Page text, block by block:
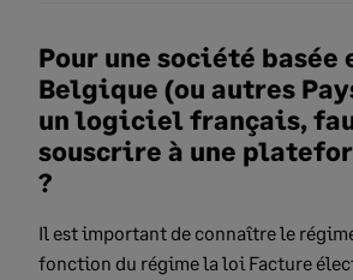
Pour une société basée
Belgique (ou autres
un logiciel français,
souscrire à une
?
Il est important de connaître le
fonction du régime la loi Facture